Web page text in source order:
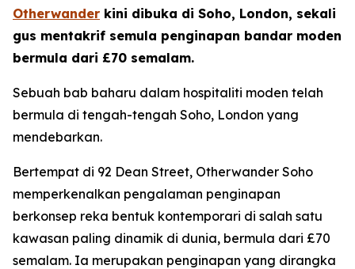
Otherwander kini dibuka di Soho, London, sekali
gus mentakrif semula penginapan bandar moden
bermula dari £70 semalam.
Sebuah bab baharu dalam hospitaliti moden telah
bermula di tengah-tengah Soho, London yang
mendebarkan.
Bertempat di 92 Dean Street, Otherwander Soho
memperkenalkan pengalaman penginapan
berkonsep reka bentuk kontemporari di salah satu
kawasan paling dinamik di dunia, bermula dari £70
semalam. Ia merupakan penginapan yang dirangka